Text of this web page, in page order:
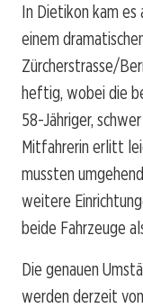
In Dietikon kam es
einem
Zürcherstrasse/
heftig, wobei die
58-Jähriger,
Mitfahrerin erlitt
mussten
weitere
beide Fahrzeuge
Die genauen
werden derzeit